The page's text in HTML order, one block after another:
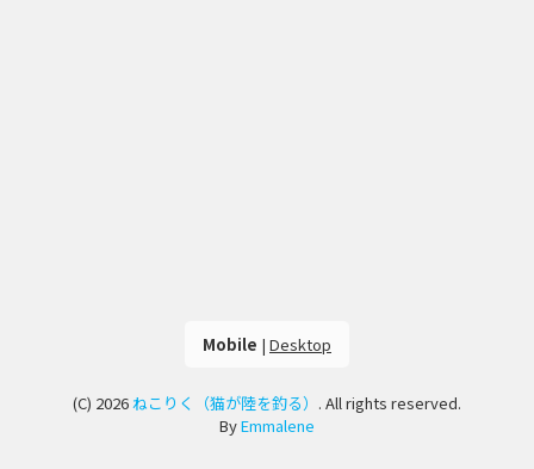
Mobile | Desktop
(C) 2026ねこりく（猫が陸を釣る） . All rights reserved.
ByEmmalene